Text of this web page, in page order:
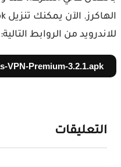
من الروابط التالية:
Atlas-VPN-Premium-3.2.1.apk